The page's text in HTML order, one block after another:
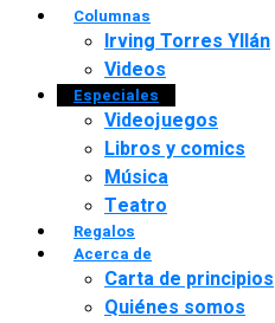
Columnas
Irving Torres Yllán
Videos
Especiales
Videojuegos
Libros y comics
Música
Teatro
Regalos
Acerca de
Carta de principios
Quiénes somos